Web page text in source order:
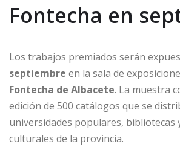
Fontecha en
Los trabajos premiados serán
septiembre en la sala de
Fontecha de Albacete. La muestra
edición de 500 catálogos que se
universidades populares, bibliotecas
culturales de la provincia.